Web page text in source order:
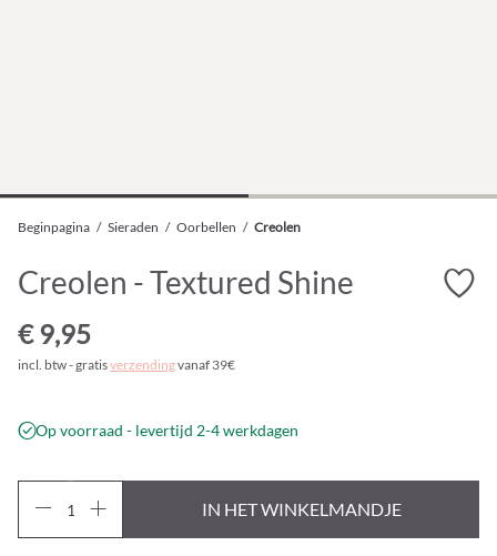
Beginpagina / Sieraden / Oorbellen / Creolen
Creolen - Textured Shine
€ 9,95
incl. btw - gratisverzendingvanaf 39€
Op voorraad - levertijd 2-4 werkdagen
IN HET WINKELMANDJE